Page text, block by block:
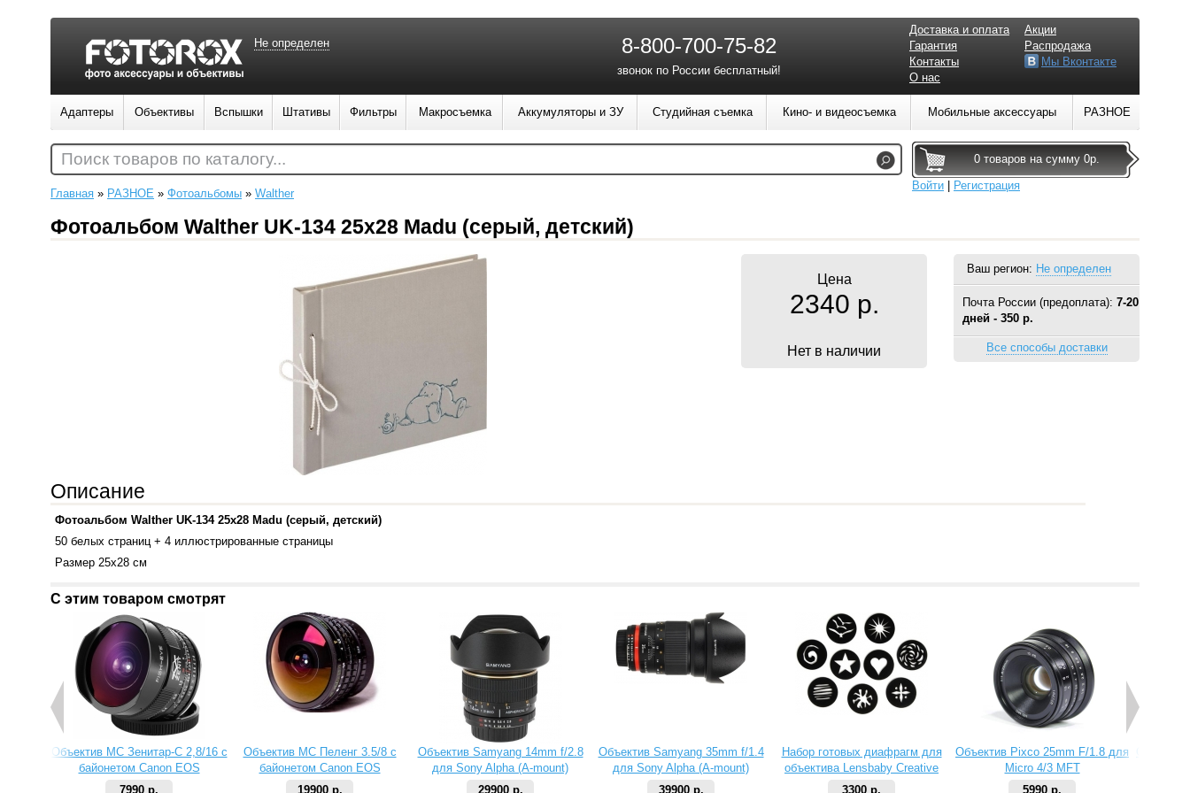
Главная » РАЗНОЕ » Фотоальбомы » Walther
Фотоальбом Walther UK-134 25x28 Madu (серый, детский)
Ваш регион: Не определен
Почта России (предоплата): 7-20
дней - 350 р.
Все способы доставки
Цена
2340 р.
Нет в наличии
Описание
Фотоальбом Walther UK-134 25x28 Madu (серый, детский)
50 белых страниц + 4 иллюстрированные страницы
Размер 25x28 см
С этим товаром смотрят
Объектив МС Зенитар-C 2,8/16 с
байонетом Canon EOS
7990 р.
Объектив МС Пеленг 3.5/8 с
байонетом Canon EOS
19900 р.
Объектив Samyang 14mm f/2.8
для Sony Alpha (A-mount)
29900 р.
Объектив Samyang 35mm f/1.4
для Sony Alpha (A-mount)
39900 р.
Набор готовых диафрагм для
объектива Lensbaby Creative
Aperture Kit 2
3300 р.
Объектив Pixco 25mm F/1.8 для
Micro 4/3 MFT
5990 р.
Не определен 8-800-700-75-82
звонок по России бесплатный!
Доставка и оплата
Гарантия
Контакты
О нас
Акции
Распродажа
Мы Вконтакте
Адаптеры Объективы Вспышки Штативы Фильтры Макросъемка Аккумуляторы и ЗУ Студийная съемка Кино- и видеосъемка Мобильные аксессуары РАЗНОЕ
0 товаров на сумму 0р.
Войти
Регистрация
Поиск товаров по каталогу...